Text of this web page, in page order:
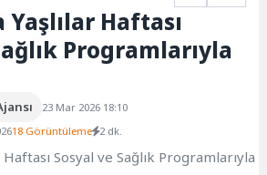
Yaşlılar Haftası
Programlarıyla
23 Mar 2026 18:10
18 Görüntüleme 2 dk.